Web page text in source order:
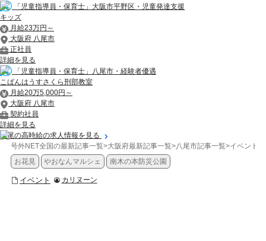
「児童指導員・保育士」大阪市平野区・児童発達支援
キッズ
月給23万円～
大阪府 八尾市
正社員
詳細を見る
「児童指導員・保育士」八尾市・経験者優遇
こぱんはうすさくら刑部教室
月給20万5,000円～
大阪府 八尾市
契約社員
詳細を見る
八尾の高時給の求人情報を見る
号外NET全国の最新記事一覧>大阪府最新記事一覧>八尾市記事一覧>イベント
お花見
やおなんマルシェ 南木の本防災公園
イベント カリヌーン